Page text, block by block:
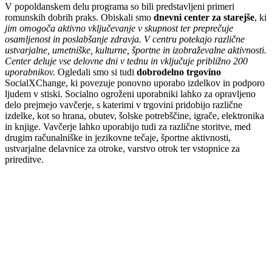
V popoldanskem delu programa so bili predstavljeni primeri
romunskih dobrih praks. Obiskali smo dnevni center za starejše, ki
jim omogoča aktivno vključevanje v skupnost ter preprečuje
osamljenost in poslabšanje zdravja. V centru potekajo različne
ustvarjalne, umetniške, kulturne, športne in izobraževalne aktivnosti.
Center deluje vse delovne dni v tednu in vključuje približno 200
uporabnikov. Ogledali smo si tudi dobrodelno trgovino
SocialXChange, ki povezuje ponovno uporabo izdelkov in podporo
ljudem v stiski. Socialno ogroženi uporabniki lahko za opravljeno
delo prejmejo vavčerje, s katerimi v trgovini pridobijo različne
izdelke, kot so hrana, obutev, šolske potrebščine, igrače, elektronika
in knjige. Vavčerje lahko uporabijo tudi za različne storitve, med
drugim računalniške in jezikovne tečaje, športne aktivnosti,
ustvarjalne delavnice za otroke, varstvo otrok ter vstopnice za
prireditve.